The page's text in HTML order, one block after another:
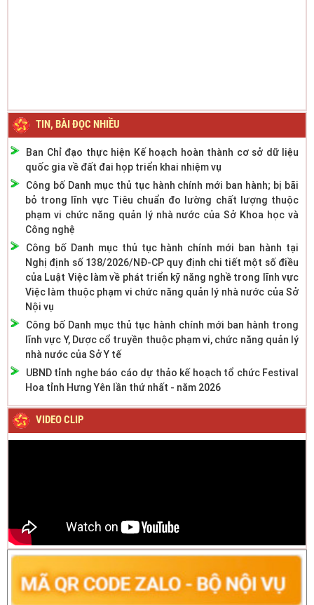
TIN, BÀI ĐỌC NHIỀU
Ban Chỉ đạo thực hiện Kế hoạch hoàn thành cơ sở dữ liệu
quốc gia về đất đai họp triển khai nhiệm vụ
Công bố Danh mục thủ tục hành chính mới ban hành; bị bãi
bỏ trong lĩnh vực Tiêu chuẩn đo lường chất lượng thuộc
phạm vi chức năng quản lý nhà nước của Sở Khoa học và
Công nghệ
Công bố Danh mục thủ tục hành chính mới ban hành tại
Nghị định số 138/2026/NĐ-CP quy định chi tiết một số điều
của Luật Việc làm về phát triển kỹ năng nghề trong lĩnh vực
Việc làm thuộc phạm vi chức năng quản lý nhà nước của Sở
Nội vụ
Công bố Danh mục thủ tục hành chính mới ban hành trong
lĩnh vực Y, Dược cổ truyền thuộc phạm vi, chức năng quản lý
nhà nước của Sở Y tế
UBND tỉnh nghe báo cáo dự thảo kế hoạch tổ chức Festival
Hoa tỉnh Hưng Yên lần thứ nhất - năm 2026
VIDEO CLIP